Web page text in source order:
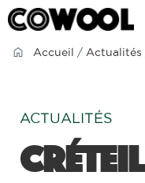
Accueil / Actualités
ACTUALITÉS
Créteil